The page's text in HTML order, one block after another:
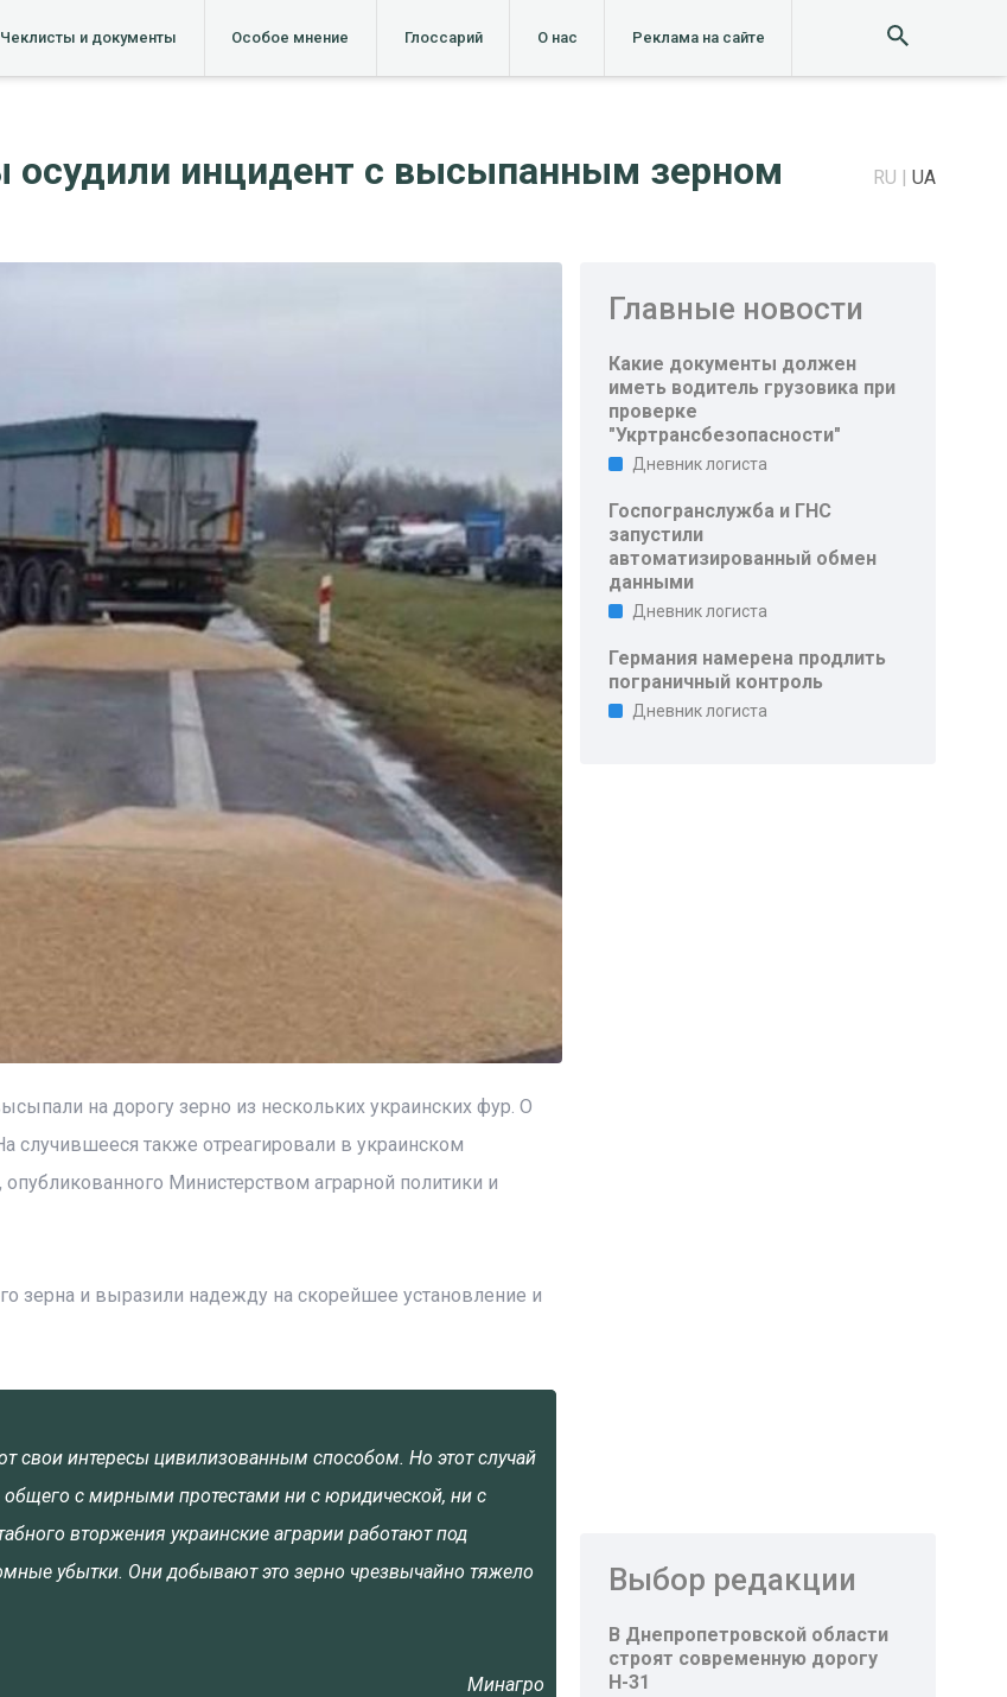
Чеклисты и документы Особое мнение Глоссарий О нас Реклама на сайте
осудили инцидент с высыпанным зерном RU UA
на дорогу зерно из нескольких украинских фур. О
случившееся также отреагировали в украинском
Министерством аграрной политики и
зерна и выразили надежду на скорейшее установление и
свои интересы цивилизованным способом. Но этот случай
с мирными протестами ни с юридической, ни с
вторжения украинские аграрии работают под
убытки. Они добывают это зерно чрезвычайно тяжело
Минагро
Главные новости
Какие документы должен
иметь водитель грузовика при
проверке
"Укртрансбезопасности"
Дневник логиста
Госпогранслужба и ГНС
запустили
автоматизированный обмен
данными
Дневник логиста
Германия намерена продлить
пограничный контроль
Дневник логиста
Выбор редакции
В Днепропетровской области
строят современную дорогу
Н-31